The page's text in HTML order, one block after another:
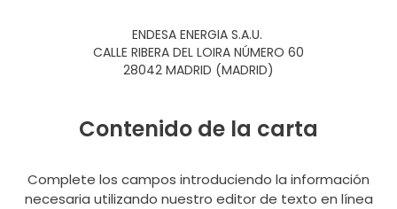
ENDESA ENERGIA S.A.U.
CALLE RIBERA DEL LOIRA NÚMERO 60
28042 MADRID (MADRID)
Contenido de la carta
Complete los campos introduciendo la información
necesaria utilizando nuestro editor de texto en línea